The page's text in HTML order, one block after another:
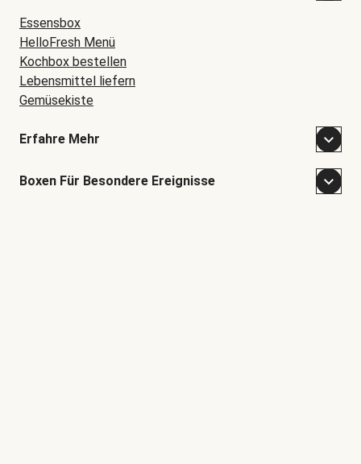
Essensbox
HelloFresh Menü
Kochbox bestellen
Lebensmittel liefern
Gemüsekiste
Erfahre Mehr
Boxen Für Besondere Ereignisse